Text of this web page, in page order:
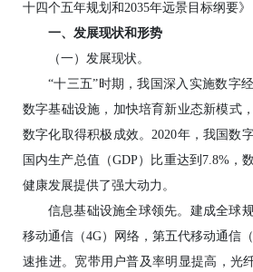
十四个五年规划和2035年远景目标纲要》
一、发展现状和形势
（一）发展现状。
“十三五”时期，我国深入实施数字
数字基础设施，加快培育新业态新模式
数字化取得积极成效。2020年，我国数
国内生产总值（GDP）比重达到7.8%，
健康发展提供了强大动力。
信息基础设施全球领先。建成全球
移动通信（4G）网络，第五代移动通信
速推进。宽带用户普及率明显提高，光